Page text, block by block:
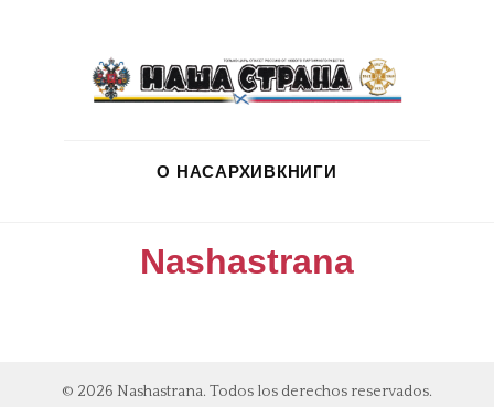
О НАСАРХИВКНИГИ
Nashastrana
© 2026 Nashastrana. Todos los derechos reservados.